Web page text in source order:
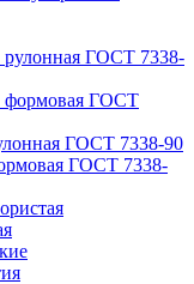
ГОСТ 7338-
ГОСТ
ГОСТ 7338-90
ГОСТ 7338-